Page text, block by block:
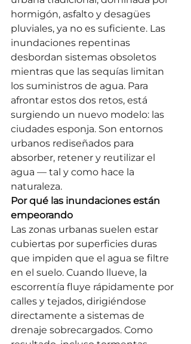
hormigón, asfalto y desagües
pluviales, ya no es suficiente. Las
inundaciones repentinas
desbordan sistemas obsoletos
mientras que las sequías limitan
los suministros de agua. Para
afrontar estos dos retos, está
surgiendo un nuevo modelo: las
ciudades esponja. Son entornos
urbanos rediseñados para
absorber, retener y reutilizar el
agua — tal y como hace la
naturaleza.
Por qué las inundaciones están
empeorando
Las zonas urbanas suelen estar
cubiertas por superficies duras
que impiden que el agua se filtre
en el suelo. Cuando llueve, la
escorrentía fluye rápidamente por
calles y tejados, dirigiéndose
directamente a sistemas de
drenaje sobrecargados. Como